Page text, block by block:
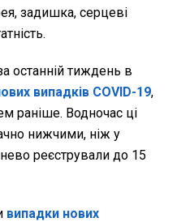
задишка, серцеві
останній тиждень в
випадків COVID-19,
раніше. Водночас ці
нижчими, ніж у
реєстрували до 15
випадки нових